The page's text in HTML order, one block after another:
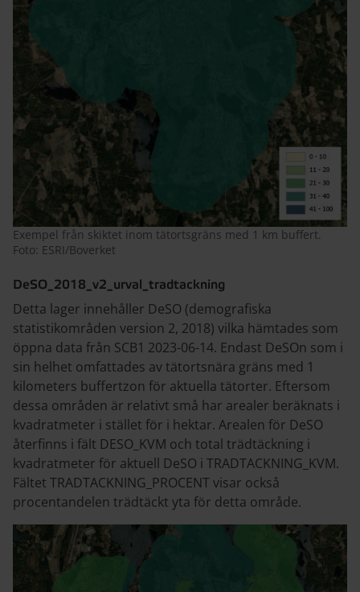
Exempel från skiktet inom tätortsgräns med 1 km buffert.
Foto: ESRI/Boverket
DeSO_2018_v2_urval_tradtackning
Detta lager innehåller DeSO (demografiska
statistikområden version 2, 2018) vilka hämtades som
öppna data från SCB1 2023-06-14. Endast DeSOn som i
sin helhet omfattades av tätortsnära gräns med 1
kilometers buffertzon för aktuella tätorter. Eftersom
dessa områden är relativt små har arealer beräknats i
kvadratmeter i stället för i hektar. Arealen för DeSO
återfinns i fält DESO_KVM och total trädtäckning i
kvadratmeter för aktuell DeSO i TRADTACKNING_KVM.
Fältet TRADTACKNING_PROCENT visar också
procentandelen trädtäckt yta för detta område.